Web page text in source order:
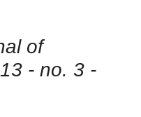
of
- no. 3 -